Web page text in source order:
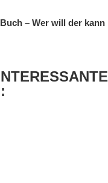
Buch – Wer will der kann